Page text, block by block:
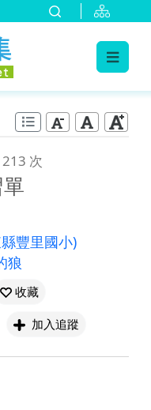
次
豐里國小)
狼
收藏
加入追蹤